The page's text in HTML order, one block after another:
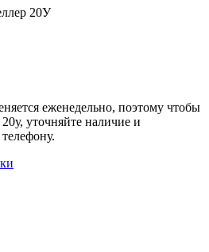
20У
еженедельно, поэтому чтобы
уточняйте наличие и